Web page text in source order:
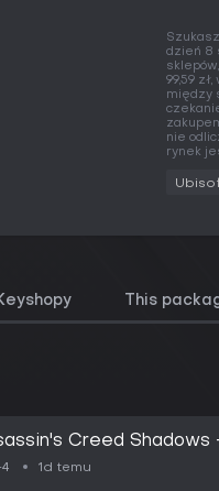
dzień 8
99,59
między
nie
rynek
This
Creed
1d temu